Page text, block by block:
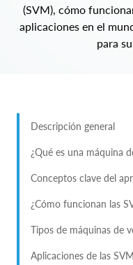
(SVM), cómo
aplicaciones en el
para
Descripción general
¿Qué es una máquina
Conceptos clave del
¿Cómo funcionan las
Tipos de máquinas de
Aplicaciones de las